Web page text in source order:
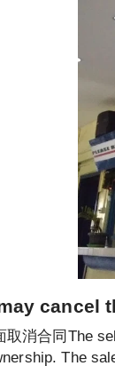
cancel
取消合同The
The